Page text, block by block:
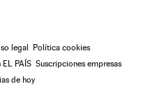
legal
Política cookies
PAÍS Suscripciones empresas
de hoy